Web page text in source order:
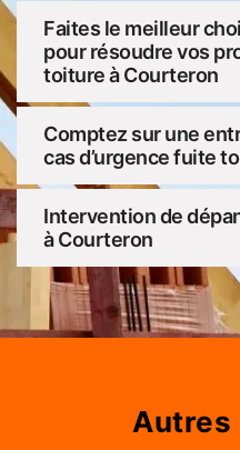
Faites le meilleur
pour résoudre vos
toiture à Courteron
Comptez sur une
cas d’urgence fuite
Intervention de
à Courteron
Autres